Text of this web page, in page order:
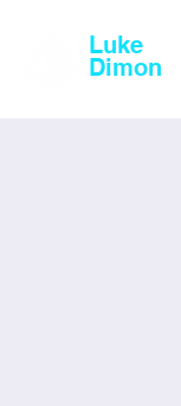
Luke
Dimon